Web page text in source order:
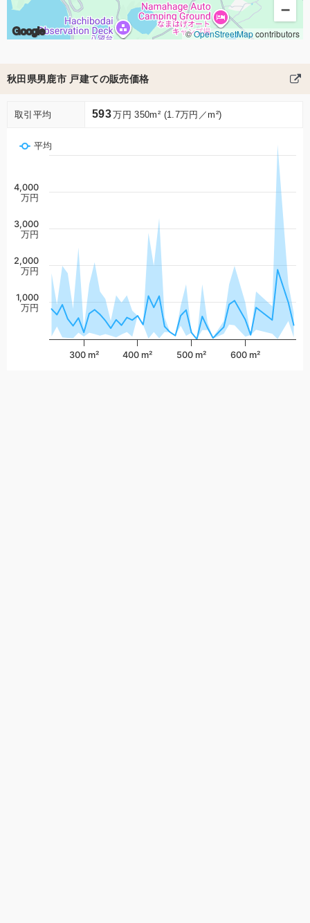
Google
−
©OpenStreetMapcontributors
秋田県男鹿市 戸建ての販売価格
取引平均 593万円 350m² (1.7万円／m²)
平均
300 m² 400 m² 500 m² 600 m²
1,000
万円
2,000
万円
3,000
万円
4,000
万円